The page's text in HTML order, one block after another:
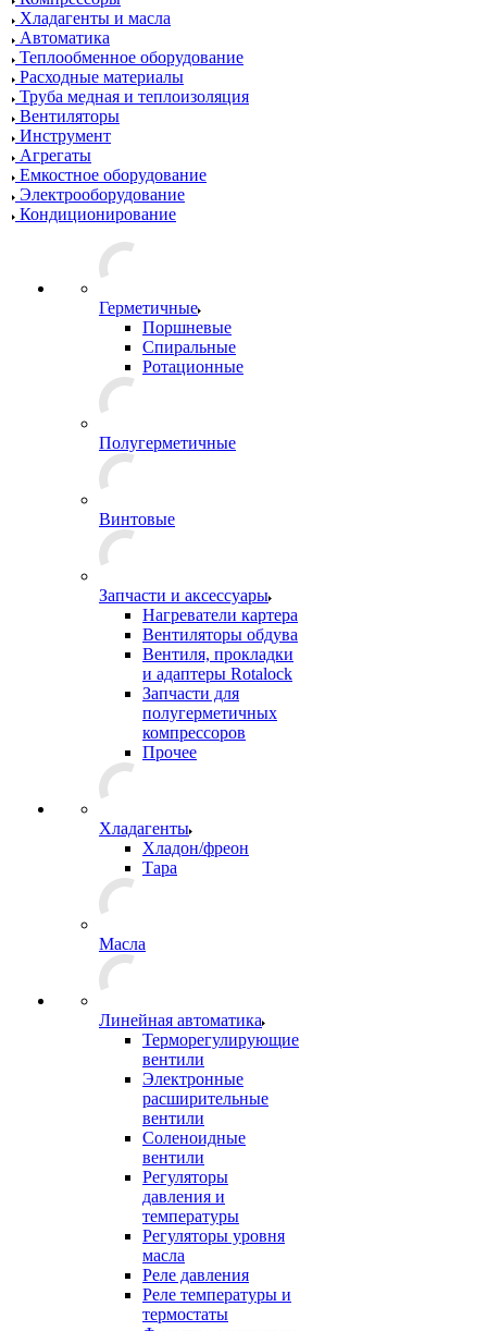
Хладагенты и масла
Автоматика
Теплообменное оборудование
Расходные материалы
Труба медная и теплоизоляция
Вентиляторы
Инструмент
Агрегаты
Емкостное оборудование
Электрооборудование
Кондиционирование
Герметичные
Поршневые
Спиральные
Ротационные
Полугерметичные
Винтовые
Запчасти и аксессуары
Нагреватели картера
Вентиляторы обдува
Вентиля, прокладки
и адаптеры Rotalock
Запчасти для
полугерметичных
компрессоров
Прочее
Хладагенты
Хладон/фреон
Тара
Масла
Линейная автоматика
Терморегулирующие
вентили
Электронные
расширительные
вентили
Соленоидные
вентили
Регуляторы
давления и
температуры
Регуляторы уровня
масла
Реле давления
Реле температуры и
термостаты